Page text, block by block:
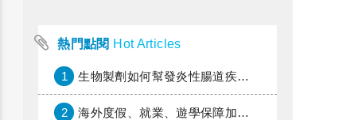
熱門點閱 Hot Articles
1 生物製劑如何幫發炎性腸道疾病患者抗潰瘍？治療進展與健保給付困境一次看
2 海外度假、就業、遊學保障加倍，富邦產險「一期逐夢」專案加碼遠距醫療與緊急救援